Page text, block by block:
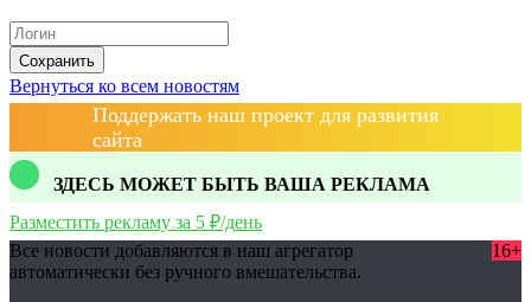
Сохранить
Вернуться ко всем новостям
Поддержать наш проект для развития
сайта
ЗДЕСЬ МОЖЕТ БЫТЬ ВАША РЕКЛАМА
Разместить рекламу за 5 ₽/день
Все новости добавляются в наш агрегатор
автоматически без ручного вмешательства.
16+